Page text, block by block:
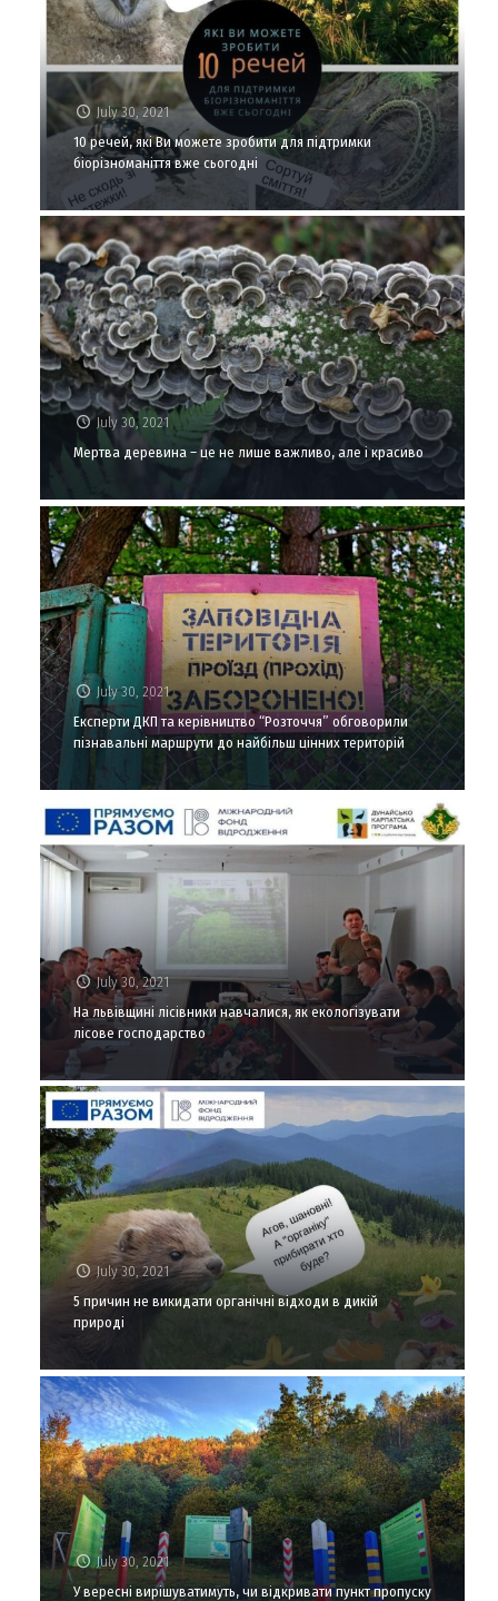
July 30, 2021
10 речей, які Ви можете зробити для підтримки
біорізноманіття вже сьогодні
July 30, 2021
Мертва деревина – це не лише важливо, але і красиво
July 30, 2021
Експерти ДКП та керівництво “Розточчя” обговорили
пізнавальні маршрути до найбільш цінних територій
July 30, 2021
На львівщині лісівники навчалися, як екологізувати
лісове господарство
July 30, 2021
5 причин не викидати органічні відходи в дикій
природі
July 30, 2021
У вересні вирішуватимуть, чи відкривати пункт пропуску